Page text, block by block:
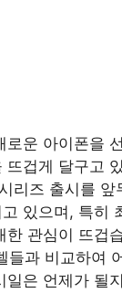
로운 아이폰을
뜨겁게 달구고
리즈 출시를 앞
있으며, 특히
한 관심이 뜨겁
들과 비교하여
일은 언제가 될